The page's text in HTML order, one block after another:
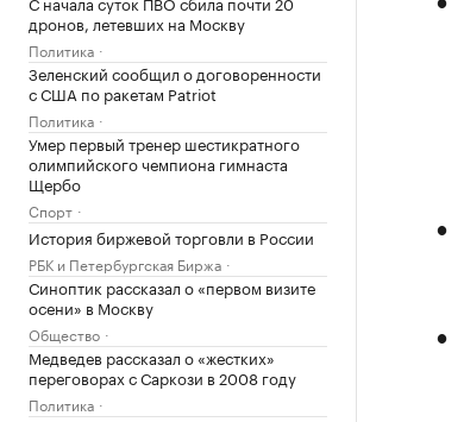
дронов, летевших на Москву
Политика
Зеленский сообщил о договоренности
с США по ракетам Patriot
Политика
Умер первый тренер шестикратного
олимпийского чемпиона гимнаста
Щербо
Спорт
История биржевой торговли в России
РБК и Петербургская Биржа
Синоптик рассказал о «первом визите
осени» в Москву
Общество
Медведев рассказал о «жестких»
переговорах с Саркози в 2008 году
Политика